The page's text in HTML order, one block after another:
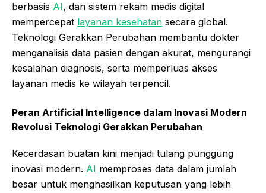
berbasis AI, dan sistem rekam medis digital
mempercepat layanan kesehatan secara global.
Teknologi Gerakkan Perubahan membantu dokter
menganalisis data pasien dengan akurat, mengurangi
kesalahan diagnosis, serta memperluas akses
layanan medis ke wilayah terpencil.
Peran Artificial Intelligence dalam Inovasi Modern
Revolusi Teknologi Gerakkan Perubahan
Kecerdasan buatan kini menjadi tulang punggung
inovasi modern. AI memproses data dalam jumlah
besar untuk menghasilkan keputusan yang lebih